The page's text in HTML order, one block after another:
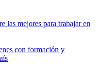
las mejores para trabajar en
con formación y